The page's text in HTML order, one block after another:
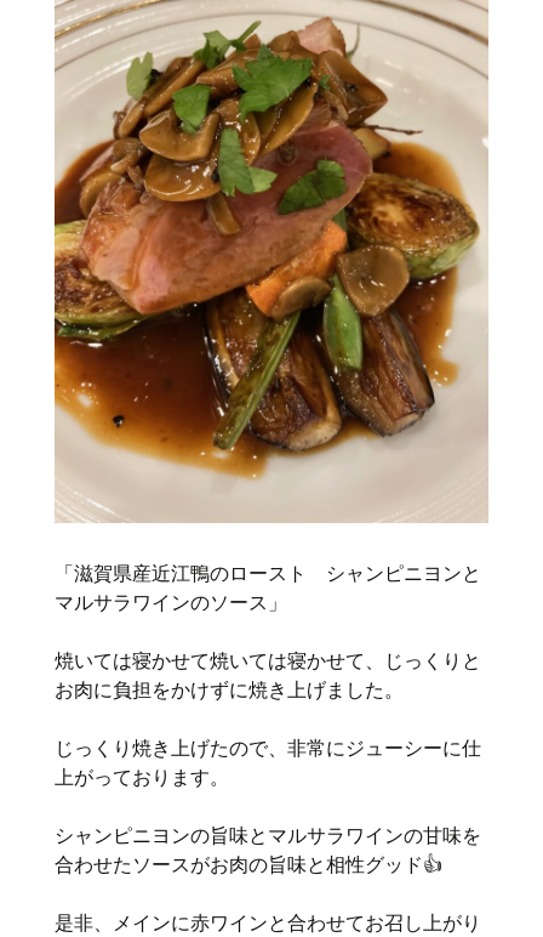
「滋賀県産近江鴨のロースト シャンピニヨンと
マルサラワインのソース」
焼いては寝かせて焼いては寝かせて、じっくりと
お肉に負担をかけずに焼き上げました。
じっくり焼き上げたので、非常にジューシーに仕
上がっております。
シャンピニヨンの旨味とマルサラワインの甘味を
合わせたソースがお肉の旨味と相性グッド👍
是非、メインに赤ワインと合わせてお召し上がり